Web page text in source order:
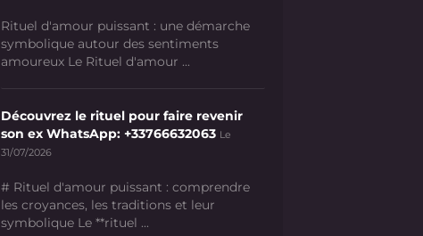
Rituel d'amour puissant : une démarche
symbolique autour des sentiments
amoureux Le Rituel d'amour ...
Découvrez le rituel pour faire revenir
son ex WhatsApp: +33766632063 Le
31/07/2026
# Rituel d'amour puissant : comprendre
les croyances, les traditions et leur
symbolique Le **rituel ...